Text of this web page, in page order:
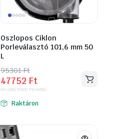
Oszlopos Ciklon
Porleválasztó 101,6 mm 50
L
95301Ft
Original
price
was:
95301 Ft.
47752 Ft
Current
price
is:
47752 Ft.
(bruttó)37600 Ft(nettó)
Raktáron